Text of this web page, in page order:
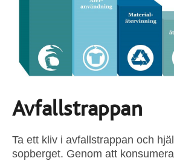
Avfallstrappan
Ta ett kliv i avfallstrappan och
sopberget. Genom att